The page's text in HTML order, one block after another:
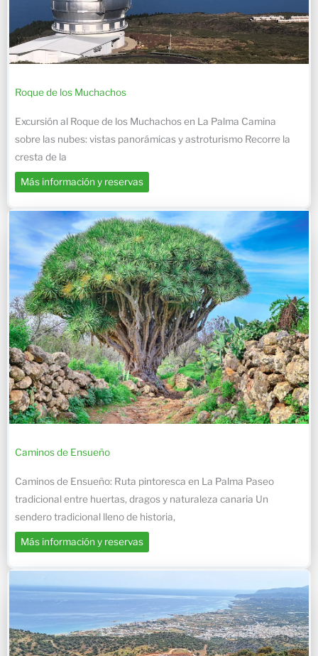
Roque de los Muchachos
Excursión al Roque de los Muchachos en La Palma Camina
sobre las nubes: vistas panorámicas y astroturismo Recorre la
cresta de la
Más información y reservas
Caminos de Ensueño
Caminos de Ensueño: Ruta pintoresca en La Palma Paseo
tradicional entre huertas, dragos y naturaleza canaria Un
sendero tradicional lleno de historia,
Más información y reservas